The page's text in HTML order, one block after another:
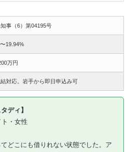
事（6）第04195号
19.94%
万円
対応。岩手から即日申込み可
ディ】
・女性
どこにも借りれない状態でした。ア